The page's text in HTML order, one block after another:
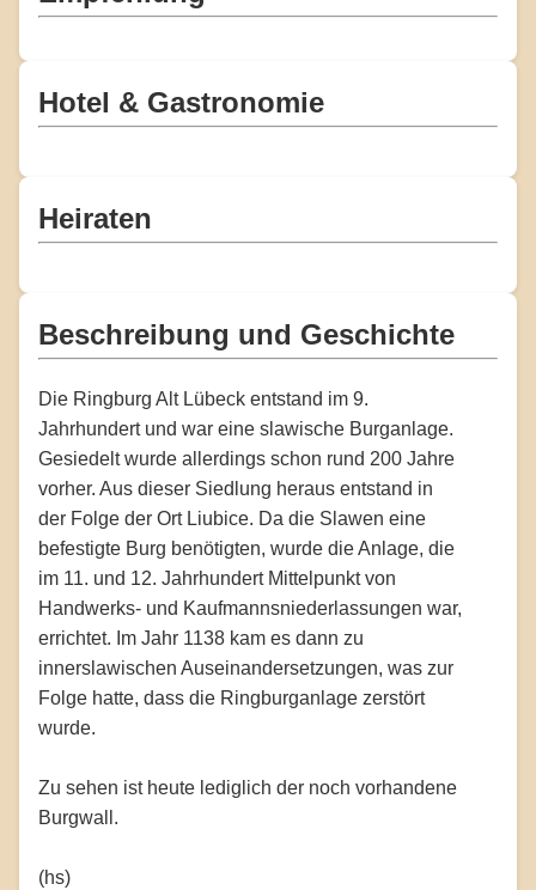
Hotel & Gastronomie
Heiraten
Beschreibung und Geschichte
Die Ringburg Alt Lübeck entstand im 9.
Jahrhundert und war eine slawische Burganlage.
Gesiedelt wurde allerdings schon rund 200 Jahre
vorher. Aus dieser Siedlung heraus entstand in
der Folge der Ort Liubice. Da die Slawen eine
befestigte Burg benötigten, wurde die Anlage, die
im 11. und 12. Jahrhundert Mittelpunkt von
Handwerks- und Kaufmannsniederlassungen war,
errichtet. Im Jahr 1138 kam es dann zu
innerslawischen Auseinandersetzungen, was zur
Folge hatte, dass die Ringburganlage zerstört
wurde.
Zu sehen ist heute lediglich der noch vorhandene
Burgwall.
(hs)